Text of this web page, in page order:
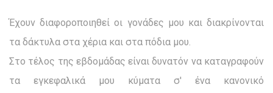
Έχουν διαφοροποιηθεί οι γονάδες μου και διακρίνονται
τα δάκτυλα στα χέρια και στα πόδια μου.
Στο τέλος της εβδομάδας είναι δυνατόν να καταγραφούν
τα εγκεφαλικά μου κύματα σ' ένα κανονικό